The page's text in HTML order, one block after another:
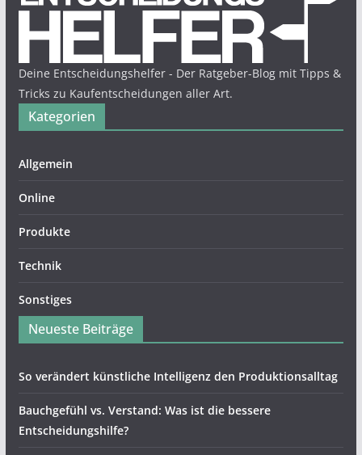
Deine Entscheidungshelfer - Der Ratgeber-Blog mit Tipps &
Tricks zu Kaufentscheidungen aller Art.
Kategorien
Allgemein
Online
Produkte
Technik
Sonstiges
Neueste Beiträge
So verändert künstliche Intelligenz den Produktionsalltag
Bauchgefühl vs. Verstand: Was ist die bessere
Entscheidungshilfe?